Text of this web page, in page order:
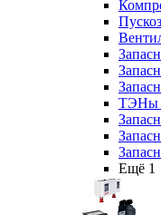
ТЭНы
Ещё 1